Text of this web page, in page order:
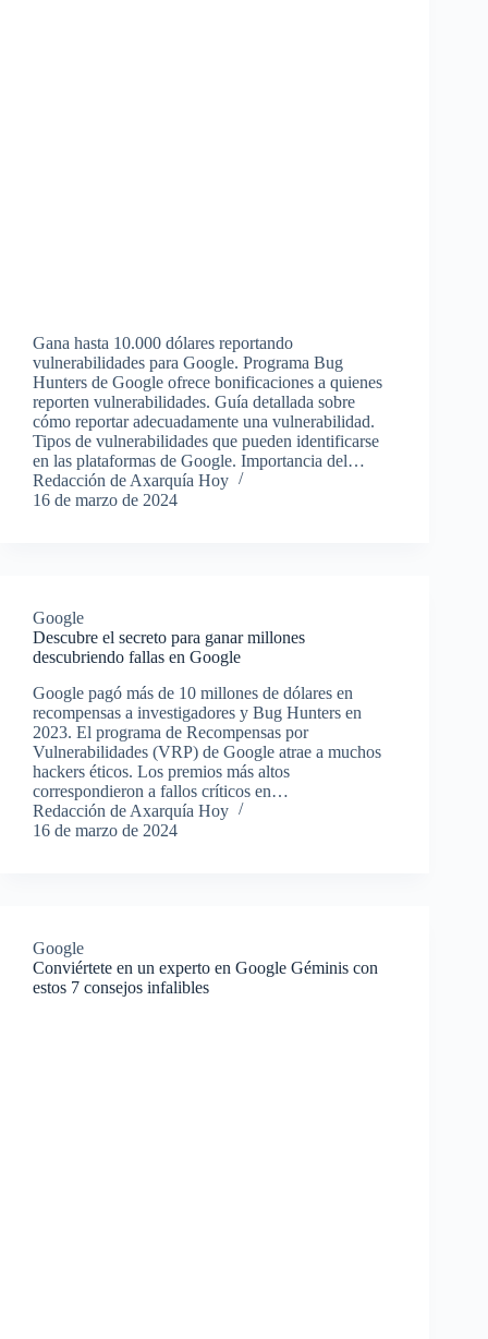
Gana hasta 10.000 dólares reportando
vulnerabilidades para Google. Programa Bug
Hunters de Google ofrece bonificaciones a quienes
reporten vulnerabilidades. Guía detallada sobre
cómo reportar adecuadamente una vulnerabilidad.
Tipos de vulnerabilidades que pueden identificarse
en las plataformas de Google. Importancia del…
Redacción de Axarquía Hoy
16 de marzo de 2024
Google
Descubre el secreto para ganar millones
descubriendo fallas en Google
Google pagó más de 10 millones de dólares en
recompensas a investigadores y Bug Hunters en
2023. El programa de Recompensas por
Vulnerabilidades (VRP) de Google atrae a muchos
hackers éticos. Los premios más altos
correspondieron a fallos críticos en…
Redacción de Axarquía Hoy
16 de marzo de 2024
Google
Conviértete en un experto en Google Géminis con
estos 7 consejos infalibles